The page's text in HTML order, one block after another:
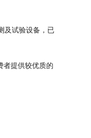
及试验设备，已
者提供较优质的